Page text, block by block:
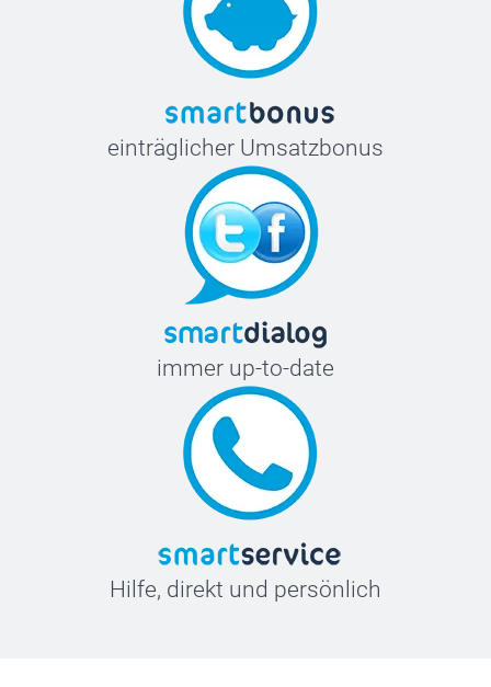
einträglicher Umsatzbonus
immer up-to-date
Hilfe, direkt und persönlich